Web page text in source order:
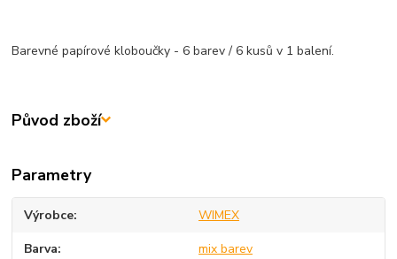
Barevné papírové kloboučky - 6 barev / 6 kusů v 1 balení.
Původ zboží
Parametry
Výrobce WIMEX
Barva mix barev